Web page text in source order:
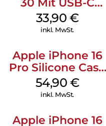
30 Mit USB-C
Kabel Weiß
33,90 €
inkl. MwSt.
Apple iPhone 16
Pro Silicone Case
MagSafe Black
54,90 €
inkl. MwSt.
Apple iPhone 16